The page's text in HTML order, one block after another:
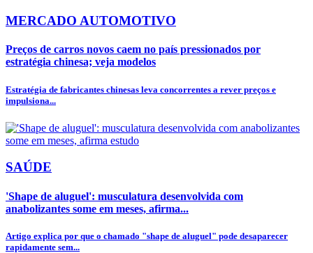
MERCADO AUTOMOTIVO
Preços de carros novos caem no país pressionados por
estratégia chinesa; veja modelos
Estratégia de fabricantes chinesas leva concorrentes a rever preços e
impulsiona...
SAÚDE
'Shape de aluguel': musculatura desenvolvida com
anabolizantes some em meses, afirma...
Artigo explica por que o chamado "shape de aluguel" pode desaparecer
rapidamente sem...